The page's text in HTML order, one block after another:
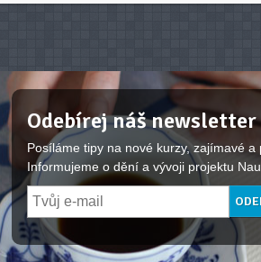
Odebírej náš newsletter
Posíláme tipy na nové kurzy, zajímavé a
Informujeme o dění a vývoji projektu